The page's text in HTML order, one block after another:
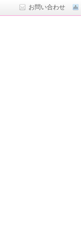
お問い合わせ